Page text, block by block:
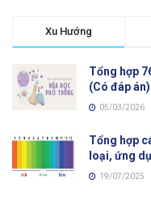
Xu Hướng
Tổng hợp
(Có đáp án)
05/03/2026
Tổng hợp
loại, ứng
19/07/2025